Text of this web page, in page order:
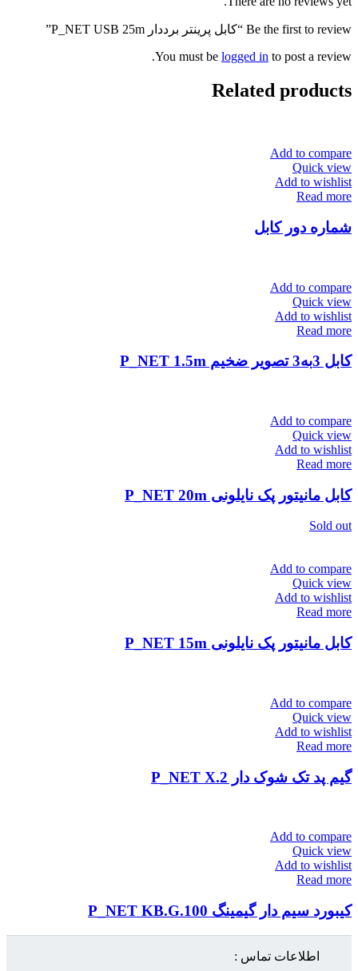
Be the first to review “کابل پرینتر برددار P_NET USB 25m”
You must be logged in to post a review.
Related products
Add to compare
Quick view
Add to wishlist
Read more
شماره دور کابل
Add to compare
Quick view
Add to wishlist
Read more
کابل 3به3 تصویر ضخیم P_NET 1.5m
Add to compare
Quick view
Add to wishlist
Read more
کابل مانیتور پک نایلونی P_NET 20m
Sold out
Add to compare
Quick view
Add to wishlist
Read more
کابل مانیتور پک نایلونی P_NET 15m
Add to compare
Quick view
Add to wishlist
Read more
گیم پد تک شوک دار P_NET X.2
Add to compare
Quick view
Add to wishlist
Read more
کیبورد سیم دار گیمینگ P_NET KB.G.100
اطلاعات تماس :